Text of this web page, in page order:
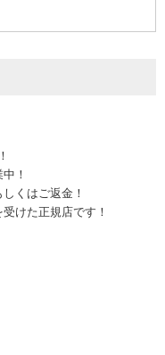
！
くはご返金！
けた正規店です！